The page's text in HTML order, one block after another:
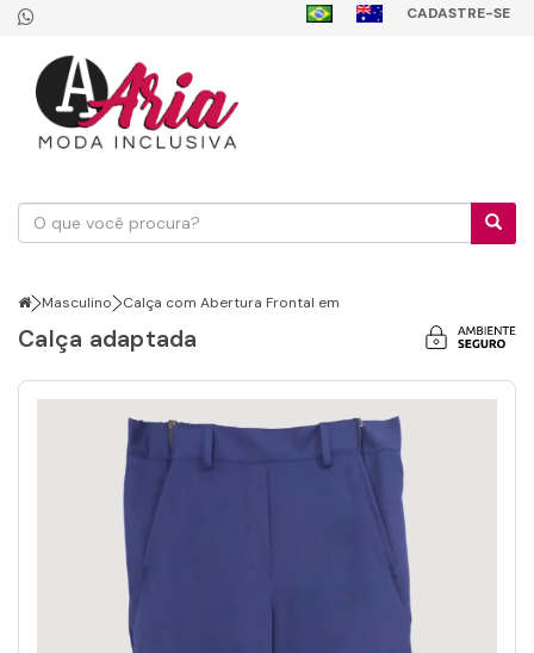
CADASTRE-SE
Masculino Calça com Abertura Frontal em
Calça adaptada